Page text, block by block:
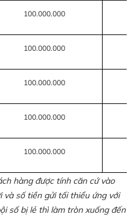
100.000.000
100.000.000
100.000.000
100.000.000
100.000.000
hàng được tính căn cứ vào
và số tiền gửi tối thiểu ứng với
số bị lẻ thì làm tròn xuống đến